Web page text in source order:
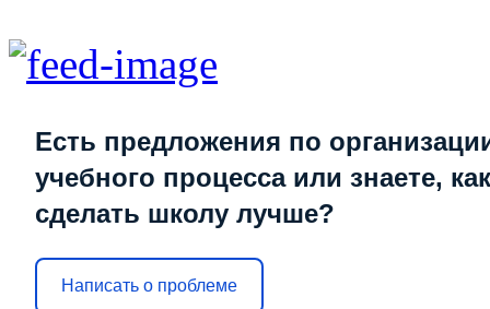
Есть предложения по
учебного процесса или знаете, как
сделать школу лучше?
Написать о проблеме